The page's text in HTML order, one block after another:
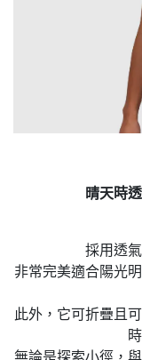
晴天時
採用透
非常完美適合陽光
此外，它可折疊且
無論是探索小徑，